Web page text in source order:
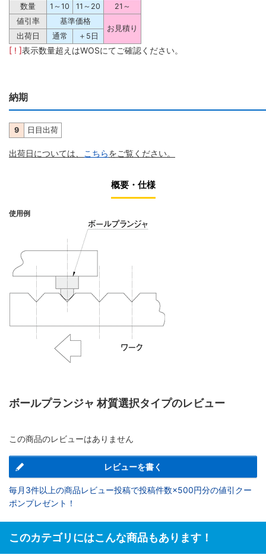
数量
1～10 11～20
21～
値引率
基準価格
お見積り
出荷日
通常 ＋5日
[ ! ]表示数量超えはWOSにてご確認ください。
納期
9 日目出荷
出荷日については、 こちらをご覧ください。
概要・仕様
使用例
ボールプランジャ 材質選択タイプのレビュー
この商品のレビューはありません
レビューを書く
毎月3件以上の商品レビュー投稿で投稿件数×500円分の値引クー
ポンプレゼント！
このカテゴリにはこんな商品もあります！